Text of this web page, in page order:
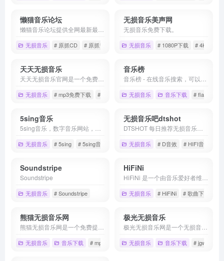
懒猫音乐论坛
无损音乐 # 原抓CD # 原抓音乐 # 发烧音乐
无损音乐美声网
无损音乐免费下载。
无损音乐 # 1080P下载 # 4KMV下
天天无损音乐
无损音乐 # mp3免费下载 # 天天无损音乐官网 # 无损音乐下载
音乐榜
无损音乐 音乐下载 # flac无损
5sing音乐
无损音乐 # 5sing # 5sing音乐 # 伴奏
无损音乐吧dtshot
无损音乐 # D音效 # HIFI音乐
Soundstripe
Soundstripe
无损音乐 # Soundstripe
HiFiNi
无损音乐 # HiFiNi # 歌曲下载网站
熊猫无损音乐网
无损音乐 音乐下载 # mp3歌曲免费下载 # 无损音乐下载 # 歌曲免费下
极光无损音乐
无损音乐 音乐下载 # jgwav.com